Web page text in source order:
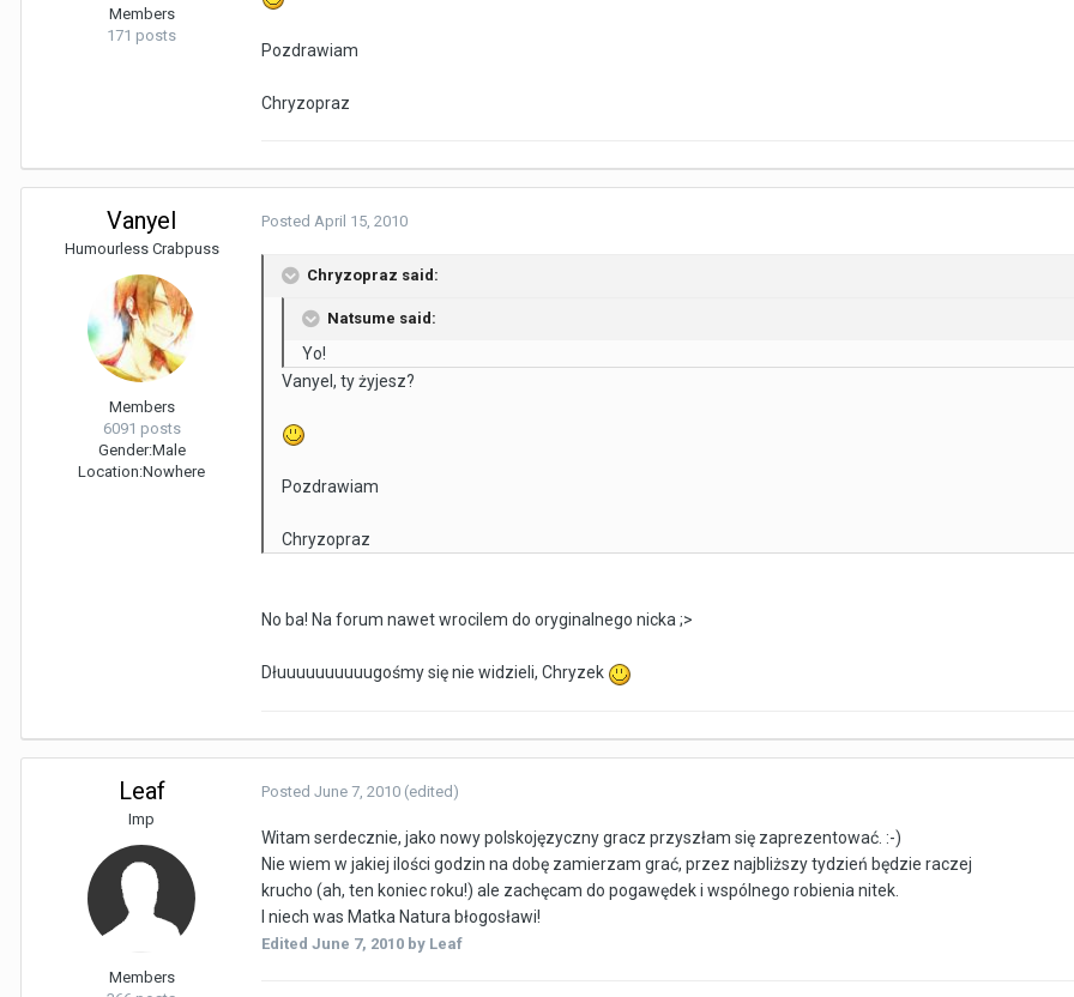
Members
171 posts
Pozdrawiam
Chryzopraz
Vanyel
Humourless Crabpuss
Members
6091 posts
Gender:Male
Location:Nowhere
Posted April 15, 2010
Chryzopraz said:
Natsume said:
Yo!
Vanyel, ty żyjesz?
Pozdrawiam
Chryzopraz
No ba! Na forum nawet wrocilem do oryginalnego nicka ;>
Dłuuuuuuuuuugośmy się nie widzieli, Chryzek
Leaf
Imp
Members
Posted June 7, 2010 (edited)
Witam serdecznie, jako nowy polskojęzyczny gracz przyszłam się zaprezentować. :-)
Nie wiem w jakiej ilości godzin na dobę zamierzam grać, przez najbliższy tydzień będzie raczej
krucho (ah, ten koniec roku!) ale zachęcam do pogawędek i wspólnego robienia nitek.
I niech was Matka Natura błogosławi!
Edited June 7, 2010 by Leaf